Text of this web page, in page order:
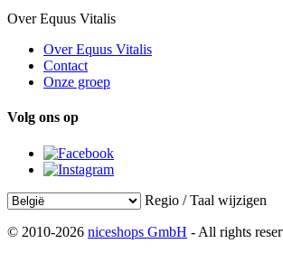
Over Equus Vitalis
Over Equus Vitalis
Contact
Onze groep
Volg ons op
Regio / Taal wijzigen
© 2010-2026 niceshops GmbH - All rights